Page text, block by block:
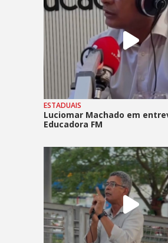
ESTADUAIS
Luciomar Machado em
Educadora FM